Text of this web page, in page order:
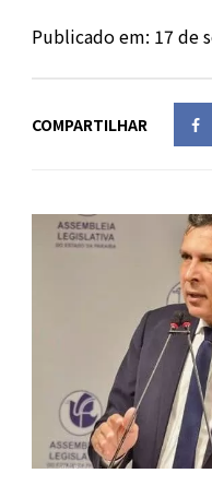
Publicado em: 17 de
COMPARTILHAR